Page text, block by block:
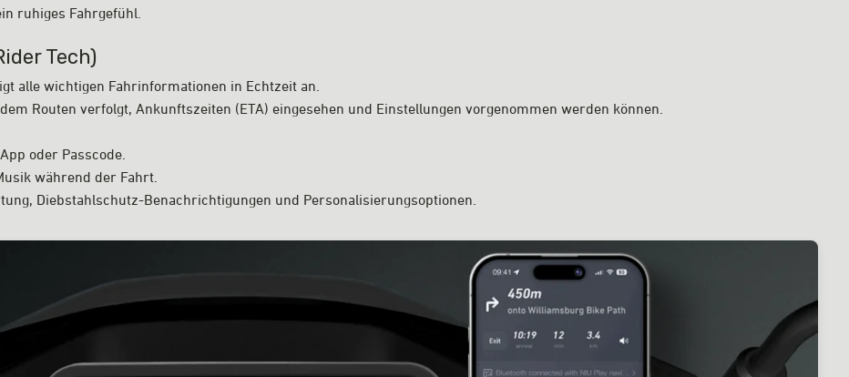
ruhiges Fahrgefühl.
Tech)
alle wichtigen Fahrinformationen in Echtzeit an.
Routen verfolgt, Ankunftszeiten (ETA) eingesehen und Einstellungen vorgenommen werden können.
oder Passcode.
während der Fahrt.
Diebstahlschutz-Benachrichtigungen und Personalisierungsoptionen.